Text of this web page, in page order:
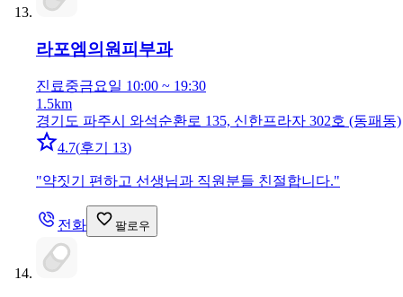
라포엠의원 피부과
진료중금요일 10:00 ~ 19:30
1.5km
경기도 파주시 와석순환로 135, 신한프라자 302호 (동패동)
4.7(후기 13)
"약짓기 편하고 선생님과 직원분들 친절합니다."
전화 팔로우